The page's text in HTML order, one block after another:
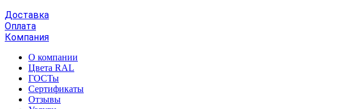
Доставка
Оплата
Компания
О компании
Цвета RAL
ГОСТы
Сертификаты
Отзывы